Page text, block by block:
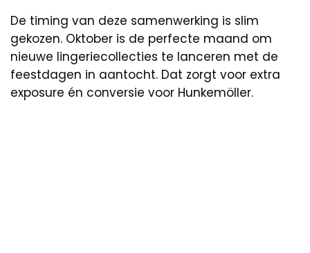
De timing van deze samenwerking is slim
gekozen. Oktober is de perfecte maand om
nieuwe lingeriecollecties te lanceren met de
feestdagen in aantocht. Dat zorgt voor extra
exposure én conversie voor Hunkemöller.